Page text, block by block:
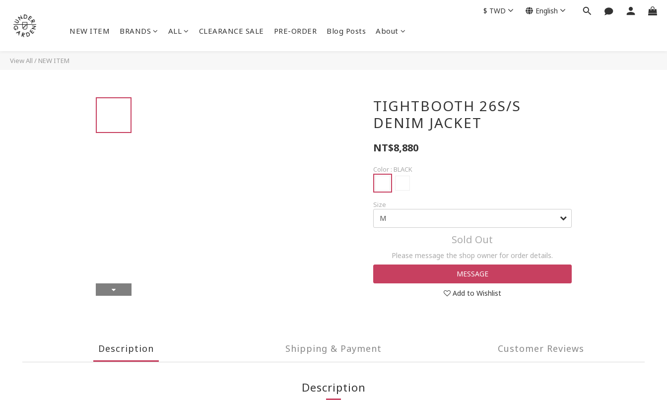
NEW ITEM BRANDS ALL CLEARANCE SALE PRE-ORDER Blog Posts About
$ TWD English
View All / NEW ITEM
TIGHTBOOTH 26S/S
DENIM JACKET
NT$8,880
Color : BLACK
Size
Sold Out
Please message the shop owner for order details.
MESSAGE
Add to Wishlist
Description Shipping & Payment Customer Reviews
Description